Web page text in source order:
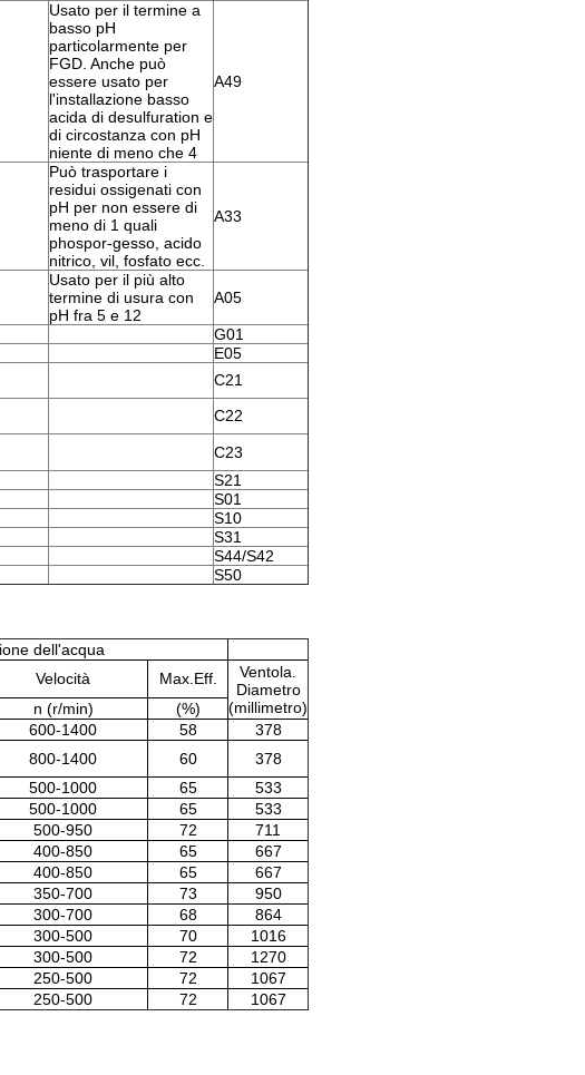
Usato per il termine a
basso pH
particolarmente per
FGD. Anche può
essere usato per
l'installazione basso
acida di desulfuration e
di circostanza con pH
niente di meno che 4
A49
Può trasportare i
residui ossigenati con
pH per non essere di
meno di 1 quali
phospor-gesso, acido
nitrico, vil, fosfato ecc.
A33
Usato per il più alto
termine di usura con
pH fra 5 e 12
A05
G01
E05
C21
C22
C23
S21
S01
S10
S31
S44/S42
S50
dell'acqua
Velocità Max.Eff.
Ventola.
Diametro
(millimetro)
n (r/min)
(%)
600-1400 58
378
800-1400 60
378
500-1000 65
533
500-1000 65
533
500-950 72
711
400-850 65
667
400-850 65
667
350-700 73
950
300-700 68
864
300-500 70
1016
300-500 72
1270
250-500 72
1067
250-500 72 1067